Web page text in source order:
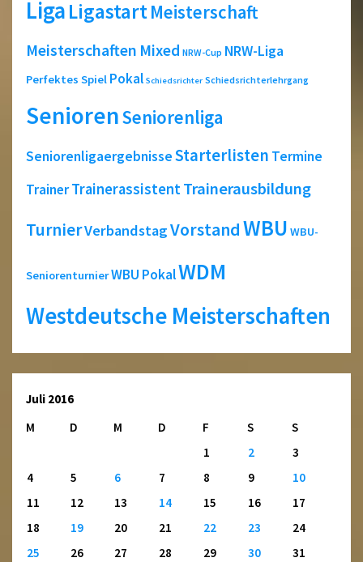
LigaLigastartMeisterschaft
Meisterschaften Mixed NRW-Cup NRW-Liga
Perfektes Spiel Pokal Schiedsrichter Schiedsrichterlehrgang
SeniorenSeniorenliga
SeniorenligaergebnisseStarterlisten Termine
TrainerTrainerassistentTrainerausbildung
TurnierVerbandstagVorstandWBU WBU-
SeniorenturnierWBU PokalWDM
Westdeutsche Meisterschaften
Juli 2016
M
D M D F S
S
1
2
3
4
5 6 7 8 9
10
11
12 13 14 15 16
17
18
19 20 21 22 23
24
25
26 27 28 29 30 31